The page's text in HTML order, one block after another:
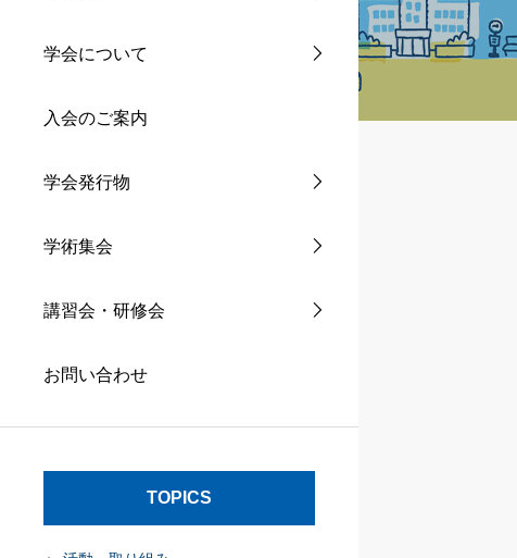
学会について
入会のご案内
学会発行物
学術集会
講習会・研修会
お問い合わせ
TOPICS